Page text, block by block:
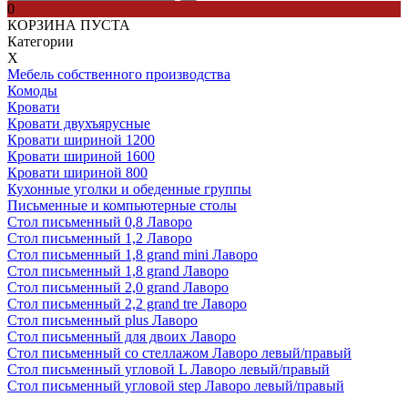
0
КОРЗИНА ПУСТА
Категории
Х
Мебель собственного производства
Комоды
Кровати
Кровати двухъярусные
Кровати шириной 1200
Кровати шириной 1600
Кровати шириной 800
Кухонные уголки и обеденные группы
Письменные и компьютерные столы
Стол письменный 0,8 Лаворо
Стол письменный 1,2 Лаворо
Стол письменный 1,8 grand mini Лаворо
Стол письменный 1,8 grand Лаворо
Стол письменный 2,0 grand Лаворо
Стол письменный 2,2 grand tre Лаворо
Стол письменный plus Лаворо
Стол письменный для двоих Лаворо
Стол письменный со стеллажом Лаворо левый/правый
Стол письменный угловой L Лаворо левый/правый
Стол письменный угловой step Лаворо левый/правый